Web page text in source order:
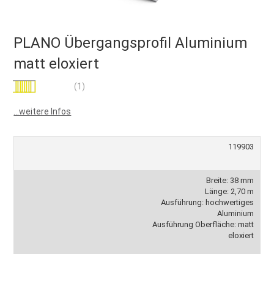
PLANO Übergangsprofil Aluminium
matt eloxiert
Bewertung: (1)
...weitere Infos
119903
Breite: 38 mm
Länge: 2,70 m
Ausführung: hochwertiges
Aluminium
Ausführung Oberfläche: matt
eloxiert